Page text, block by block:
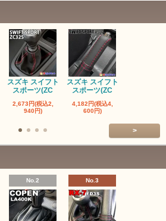
スズキ スイフト
スポーツ(ZC
2,673円(税込2,
940円)
スズキ スイフト
スポーツ(ZC
4,182円(税込4,
600円)
>
No.2 No.3